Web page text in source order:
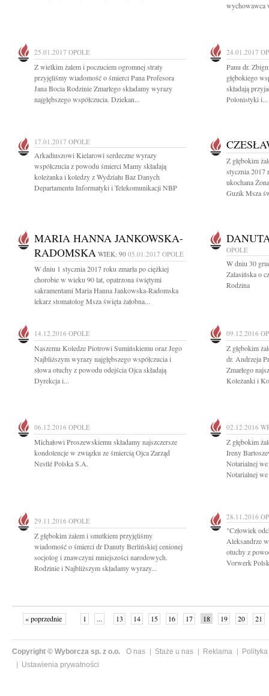
wychowawca
25.01.2017 OPOLE
Z wielkim żalem i poczuciem ogromnej straty
przyjęliśmy wiadomość o śmierci Pana Profesora
Jana Bocia Rodzinie Zmarłego składamy wyrazy
najgłębszego współczucia. Dziekan...
24.01.2017
Panu dr.
głębokiego
składają
Polonistyki i...
17.01.2017 OPOLE
Arkadiuszowi Kielarowi serdeczne wyrazy
współczucia z powodu śmierci Mamy składają
koleżanka i koledzy z Wydziału Baz Danych
Departamentu Informatyki i Telekomunikacji NBP
Z głębokim
stycznia 2017
ukochana
Guzik Msza
MARIA HANNA JANKOWSKA-
RADOMSKA WIEK: 90 05.01.2017 OPOLE
W dniu 1 stycznia 2017 roku zmarła po ciężkiej
chorobie w wieku 90 lat, opatrzona świętymi
sakramentami Maria Hanna Jankowska-Radomska
lekarz stomatolog Msza święta żałobna...
OPOLE
W dniu 30
Zalasińska o
Rodzina
14.12.2016 OPOLE
Naszemu Koledze Piotrowi Sumińskiemu oraz Jego
Najbliższym wyrazy najgłębszego współczucia i
słowa otuchy z powodu odejścia Ojca składają
Dyrekcja i...
09.12.2016
Z głębokim
dr. Andrzeja
Zmarłego
Koleżanki i
06.12.2016 OPOLE
Michałowi Proszewskiemu składamy najszczersze
kondolencje w związku ze śmiercią Ojca Zarząd
Nestlé Polska S.A.
02.12.2016
Z głębokim
Ireny
Notarialnej we
Notarialnej
29.11.2016 OPOLE
Z głębokim żalem i smutkiem przyjęliśmy
wiadomość o śmierci dr Danuty Berlińskiej cenionej
socjolog i znawczyni mniejszości narodowych.
Rodzinie i Najbliższym składamy wyrazy...
28.11.2016
"Człowiek
Aleksandrze
otuchy z
Vorwerk
« poprzednie 1 ... 13 14 15 16 17 18 19 20
21
Copyright © Wyborcza sp. z o.o. O nas Staże u nas Reklama
Ustawienia prywatności